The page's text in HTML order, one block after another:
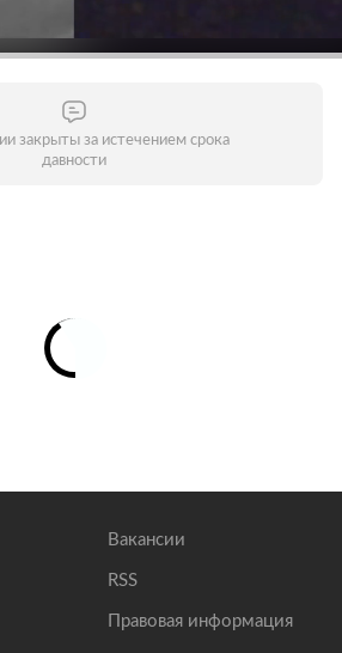
закрыты за истечением срока
давности
Вакансии
RSS
Правовая информация